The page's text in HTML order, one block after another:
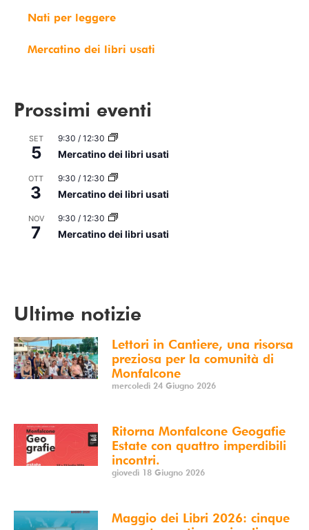
Nati per leggere
Mercatino dei libri usati
Prossimi eventi
SET
5
9:30 / 12:30
Mercatino dei libri usati
OTT
3
9:30 / 12:30
Mercatino dei libri usati
NOV
7
9:30 / 12:30
Mercatino dei libri usati
Ultime notizie
Lettori in Cantiere, una risorsa
preziosa per la comunità di
Monfalcone
mercoledì 24 Giugno 2026
Ritorna Monfalcone Geogafie
Estate con quattro imperdibili
incontri.
giovedì 18 Giugno 2026
Maggio dei Libri 2026: cinque